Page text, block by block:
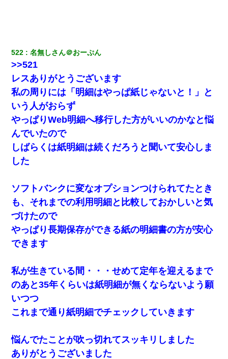
522 名無しさん＠おーぷん
>>521
レスありがとうございます
私の周りには「明細はやっぱ紙じゃないと！」と
いう人がおらず
やっぱりWeb明細へ移行した方がいいのかなと悩
んでいたので
しばらくは紙明細は続くだろうと聞いて安心しま
した
ソフトバンクに変なオプションつけられてたとき
も、それまでの利用明細と比較しておかしいと気
づけたので
やっぱり長期保存ができる紙の明細書の方が安心
できます
私が生きている間・・・せめて定年を迎えるまで
のあと35年くらいは紙明細が無くならないよう願
いつつ
これまで通り紙明細でチェックしていきます
悩んでたことが吹っ切れてスッキリしました
ありがとうございました